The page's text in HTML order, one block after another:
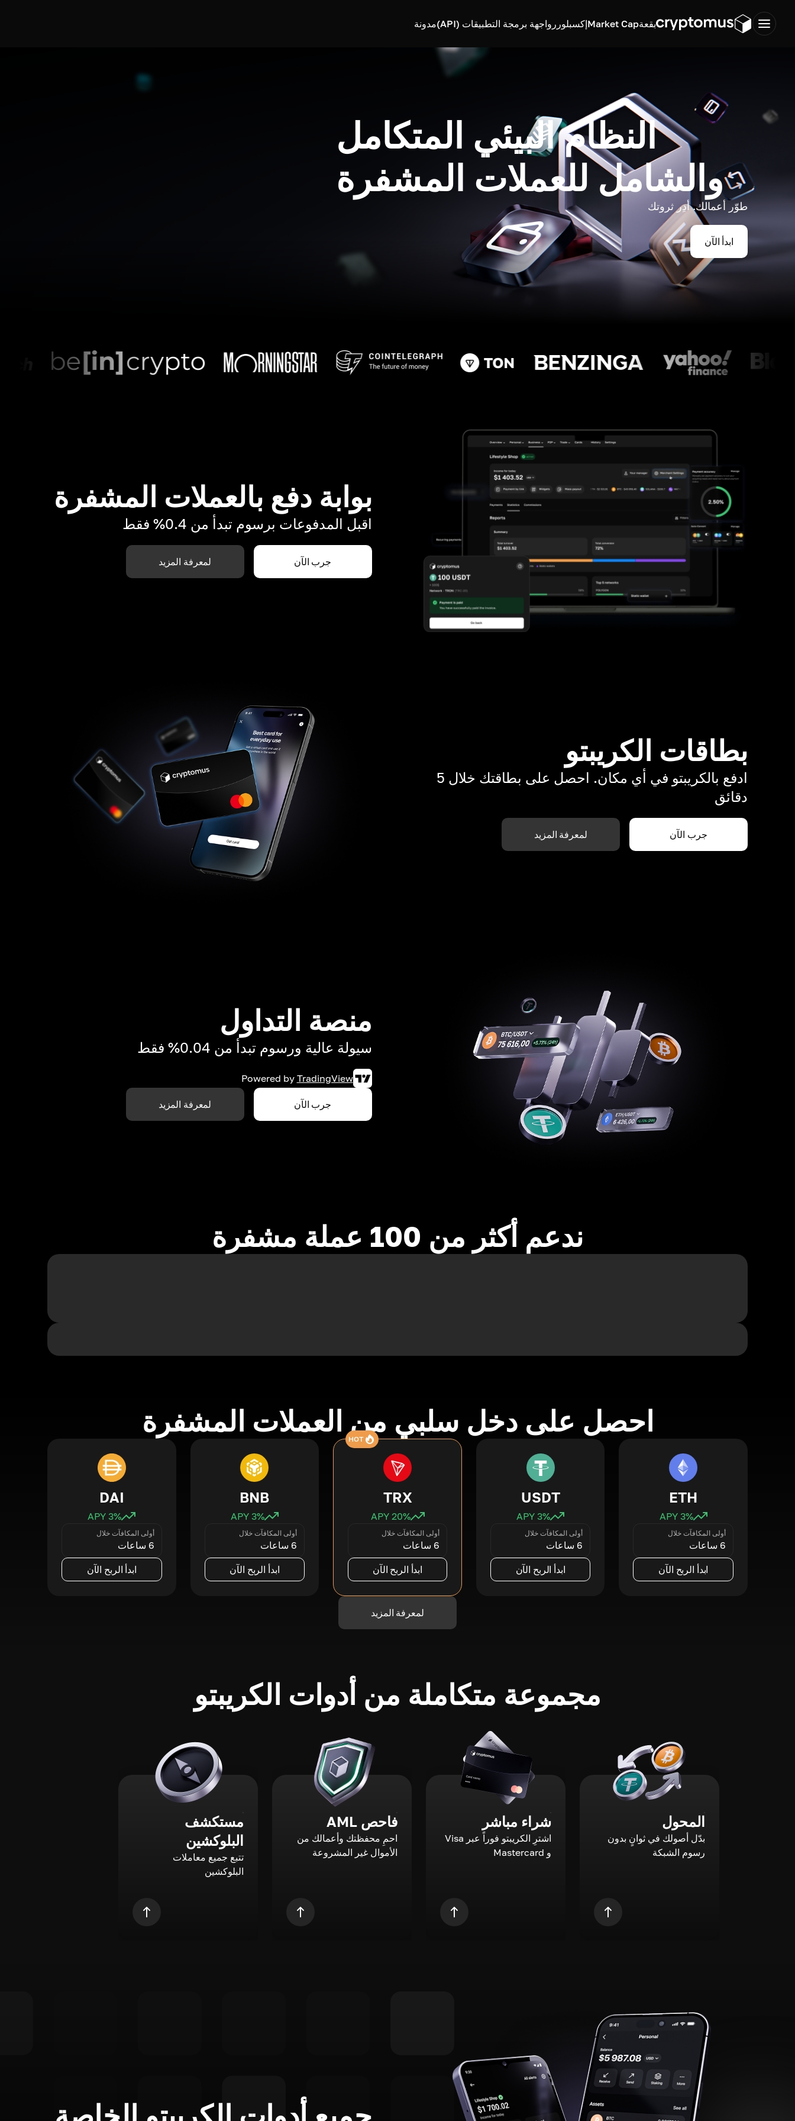
بقعةMarket Capإكسبلورر واجهة برمجة التطبيقات (API) مدونة
النظام البيئي المتكامل
والشامل للعملات المشفرة
طوّر أعمالك. أدِر ثروتك
ابدأ الآن
بوابة دفع بالعملات المشفرة
اقبل المدفوعات برسوم تبدأ من 0.4% فقط
جرب الآن لمعرفة المزيد
بطاقات الكريبتو
ادفع بالكريبتو في أي مكان. احصل على بطاقتك خلال 5
دقائق
جرب الآن لمعرفة المزيد
منصة التداول
سيولة عالية ورسوم تبدأ من 0.04% فقط
Powered by TradingView
جرب الآن لمعرفة المزيد
ندعم أكثر من 100 عملة مشفرة
احصل على دخل سلبي من العملات المشفرة
ETH
3% APY
أولى المكافآت خلال
6 ساعات
ابدأ الربح الآن
USDT
3% APY
أولى المكافآت خلال
6 ساعات
ابدأ الربح الآن
HOT
TRX
20% APY
أولى المكافآت خلال
6 ساعات
ابدأ الربح الآن
BNB
3% APY
أولى المكافآت خلال
6 ساعات
ابدأ الربح الآن
DAI
3% APY
أولى المكافآت خلال
6 ساعات
ابدأ الربح الآن
لمعرفة المزيد
مجموعة متكاملة من أدوات الكريبتو
المحول
بدّل أصولك في ثوانٍ بدون
رسوم الشبكة
شراء مباشر
اشترِ الكريبتو فوراً عبر Visa
و Mastercard
فاحص AML
احمِ محفظتك وأعمالك من
الأموال غير المشروعة
مستكشف
البلوكشين
تتبع جميع معاملات
البلوكشين